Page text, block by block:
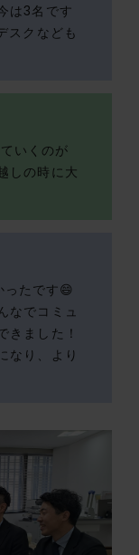
は3名です
スクなども
いくのが
しの時に大
たです😄
なでコミュ
きました！
なり、より